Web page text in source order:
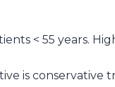
< 55 years.
is conservative